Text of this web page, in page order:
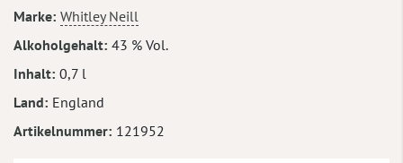
Mehr
Informationen
Marke Whitley Neill
Alkoholgehalt 43 % Vol.
Inhalt 0,7 l
Land England
Artikelnummer 121952